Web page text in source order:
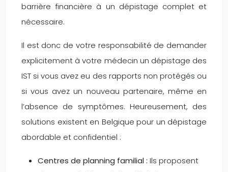
barrière financière à un dépistage complet et
nécessaire.
Il est donc de votre responsabilité de demander
explicitement à votre médecin un dépistage des
IST si vous avez eu des rapports non protégés ou
si vous avez un nouveau partenaire, même en
l’absence de symptômes. Heureusement, des
solutions existent en Belgique pour un dépistage
abordable et confidentiel :
Centres de planning familial : Ils proposent